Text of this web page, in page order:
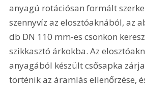
anyagú rotációsan formált
szennyvíz az elosztóaknából, az
db DN 110 mm-es csonkon
szikkasztó árkokba. Az
anyagából készült csősapka
történik az áramlás ellenőrzése,